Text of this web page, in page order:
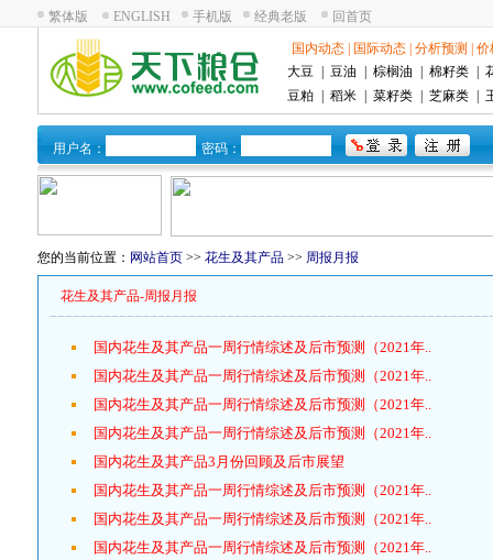
繁体版 ENGLISH 手机版 经典老版 回首页
国内动态 国际动态 分析预测
价
大豆
豆油 棕榈油 棉籽类
豆粕
稻米 菜籽类 芝麻类
用户名： 密码：
您的当前位置： 网站首页 >> 花生及其产品 >> 周报月报
花生及其产品-周报月报
国内花生及其产品一周行情综述及后市预测（2021年..
国内花生及其产品一周行情综述及后市预测（2021年..
国内花生及其产品一周行情综述及后市预测（2021年..
国内花生及其产品一周行情综述及后市预测（2021年..
国内花生及其产品3月份回顾及后市展望
国内花生及其产品一周行情综述及后市预测（2021年..
国内花生及其产品一周行情综述及后市预测（2021年..
国内花生及其产品一周行情综述及后市预测（2021年..